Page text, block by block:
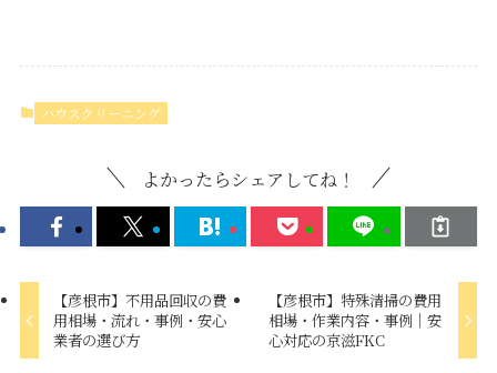
ハウスクリーニング
よかったらシェアしてね！
【彦根市】不用品回収の費
用相場・流れ・事例・安心
業者の選び方
【彦根市】特殊清掃の費用
相場・作業内容・事例｜安
心対応の京滋FKC